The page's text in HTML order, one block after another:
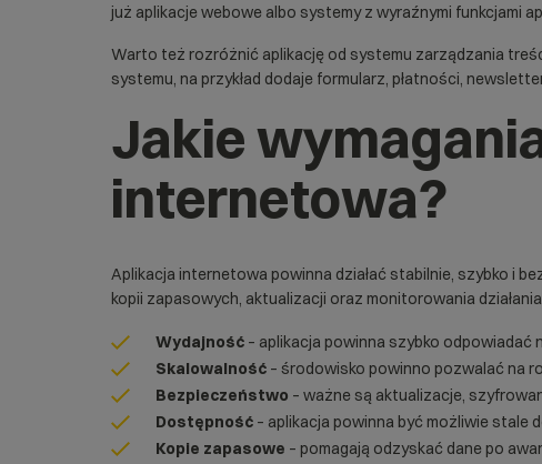
już aplikacje webowe albo systemy z wyraźnymi funkcjami
Warto też rozróżnić aplikację od systemu zarządzania
systemu, na przykład dodaje formularz, płatności,
Jakie
internetowa?
Aplikacja internetowa powinna działać stabilnie, szybko i
kopii zapasowych, aktualizacji oraz monitorowania
Wydajność – aplikacja powinna szybko odpowiadać
Skalowalność – środowisko powinno pozwalać na
Bezpieczeństwo – ważne są aktualizacje,
Dostępność – aplikacja powinna być możliwie stale
Kopie zapasowe – pomagają odzyskać dane po